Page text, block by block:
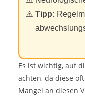
Tipp:
Es ist wichtig, auf
achten, da diese
Mangel an diesen